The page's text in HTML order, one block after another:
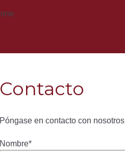
Contacto
Póngase en contacto con nosotros
Nombre*